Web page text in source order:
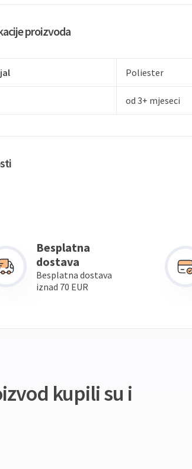
proizvoda
Poliester
od 3+ mjeseci
Besplatna
dostava
Besplatna dostava
iznad 70 EUR
kupili su i